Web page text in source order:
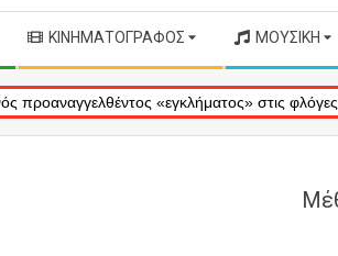
ΚΙΝΗΜΑΤΟΓΡΆΦΟΣ ΜΟΥΣΙΚΉ
«εγκλήματος» στις φλόγες – Η